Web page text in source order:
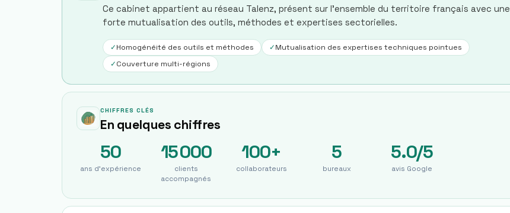
Ce cabinet appartient au réseau Talenz, présent sur l'ensemble du territoire français avec une
forte mutualisation des outils, méthodes et expertises sectorielles.
✓Homogénéité des outils et méthodes ✓Mutualisation des expertises techniques pointues
✓Couverture multi-régions
CHIFFRES CLÉS
En quelques chiffres
50
ans d'expérience
15 000
clients
accompagnés
100+
collaborateurs
5
bureaux
5.0/5
avis Google